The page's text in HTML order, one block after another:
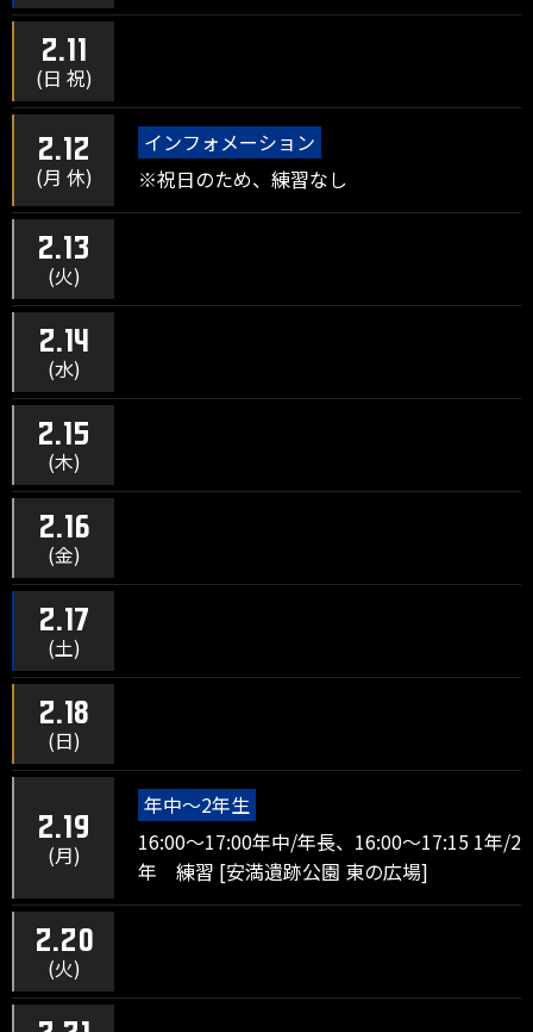
2.11
(日 祝)
2.12
(月 休)
インフォメーション
※祝日のため、練習なし
2.13
(火)
2.14
(水)
2.15
(木)
2.16
(金)
2.17
(土)
2.18
(日)
2.19
(月)
年中～2年生
16:00～17:00年中/年長、16:00～17:15 1年/2
年 練習 [安満遺跡公園 東の広場]
2.20
(火)